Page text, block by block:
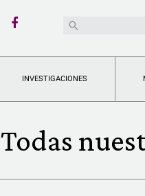
YouTubeBuscar:
INVESTIGACIONES
Todas